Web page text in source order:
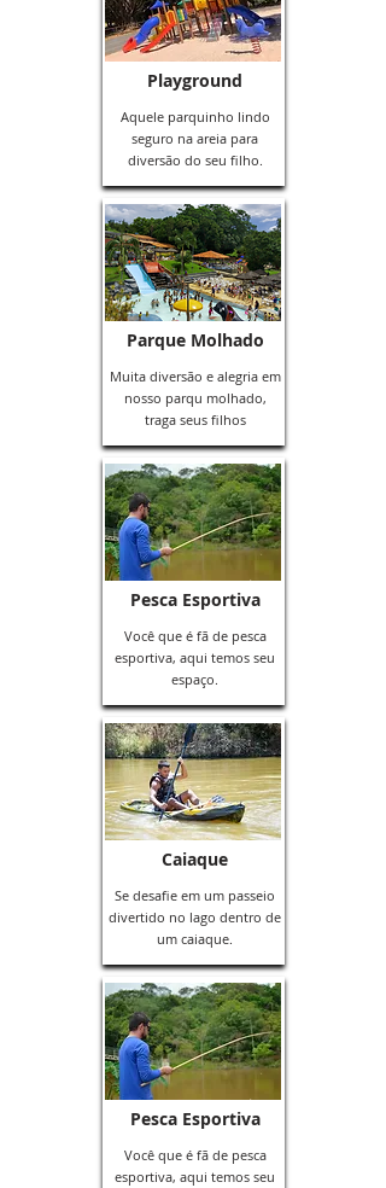
Playground
Aquele parquinho lindo
seguro na areia para
diversão do seu filho.
Parque Molhado
Muita diversão e alegria em
nosso parqu molhado,
traga seus filhos
Pesca Esportiva
Você que é fã de pesca
esportiva, aqui temos seu
espaço.
Caiaque
Se desafie em um passeio
divertido no lago dentro de
um caiaque.
Pesca Esportiva
Você que é fã de pesca
esportiva, aqui temos seu